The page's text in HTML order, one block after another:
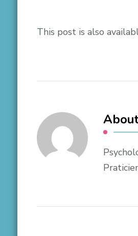
This post is also